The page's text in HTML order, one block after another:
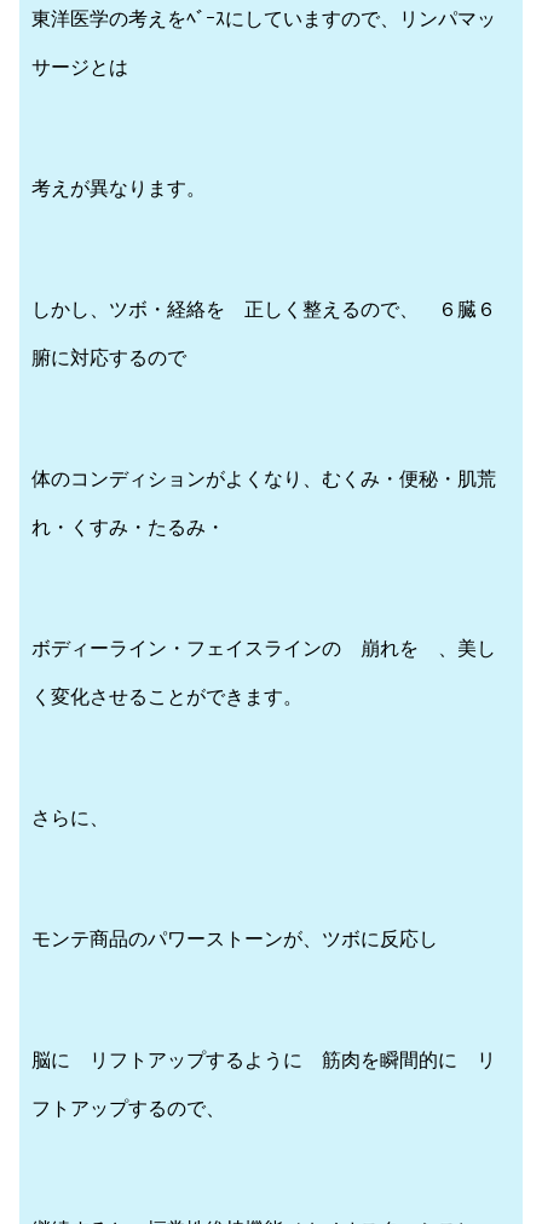
東洋医学の考えをﾍﾞｰｽにしていますので、リンパマッ
サージとは
考えが異なります。
しかし、ツボ・経絡を 正しく整えるので、 ６臓６
腑に対応するので
体のコンディションがよくなり、むくみ・便秘・肌荒
れ・くすみ・たるみ・
ボディーライン・フェイスラインの 崩れを 、美し
く変化させることができます。
さらに、
モンテ商品のパワーストーンが、ツボに反応し
脳に リフトアップするように 筋肉を瞬間的に リ
フトアップするので、